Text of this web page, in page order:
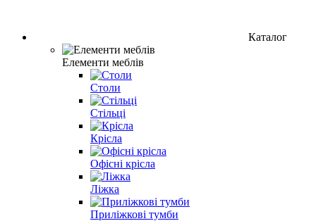
Каталог
Елементи меблів
Столи
Стільці
Крісла
Офісні крісла
Ліжка
Приліжкові тумби